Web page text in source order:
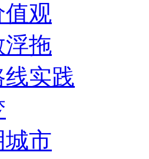
值观
浮拖
线实践
市